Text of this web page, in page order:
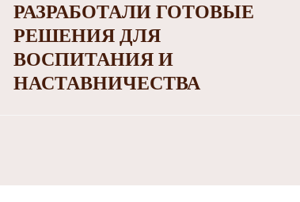
РАЗРАБОТАЛИ ГОТОВЫЕ
РЕШЕНИЯ ДЛЯ
ВОСПИТАНИЯ И
НАСТАВНИЧЕСТВА